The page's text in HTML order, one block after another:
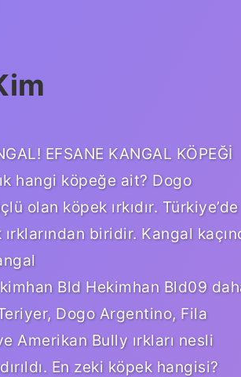
EFSANE KANGAL KÖPEĞİ
hangi köpeğe ait? Dogo
olan köpek ırkıdır. Türkiye’de
biridir. Kangal
Bld Hekimhan Bld09
Dogo Argentino, Fila
Amerikan Bully ırkları nesli
En zeki köpek hangisi?